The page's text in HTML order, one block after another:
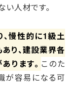
人材です。
、慢性的に1級土
り、建設業界各
ります。 このた
が容易になる可